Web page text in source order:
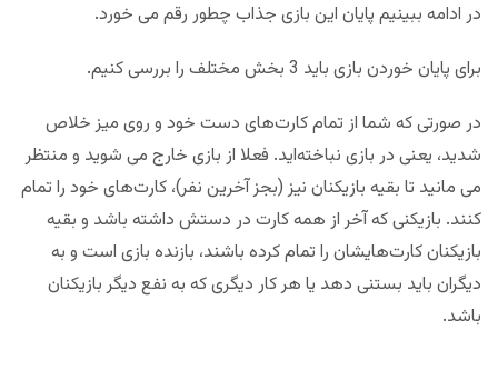
در ادامه ببینیم پایان این بازی جذاب چطور رقم می خورد.
برای پایان خوردن بازی باید 3 بخش مختلف را بررسی کنیم.
در صورتی که شما از تمام کارت‌های دست خود و روی میز خلاص
شدید، یعنی در بازی نباخته‌اید. فعلا از بازی خارج می شوید و منتظر
می مانید تا بقیه بازیکنان نیز (بجز آخرین نفر)، کارت‌های خود را تمام
کنند. بازیکنی که آخر از همه کارت در دستش داشته باشد و بقیه
بازیکنان کارت‌هایشان را تمام کرده باشند، بازنده بازی است و به
دیگران باید بستنی دهد یا هر کار دیگری که به نفع دیگر بازیکنان
باشد.